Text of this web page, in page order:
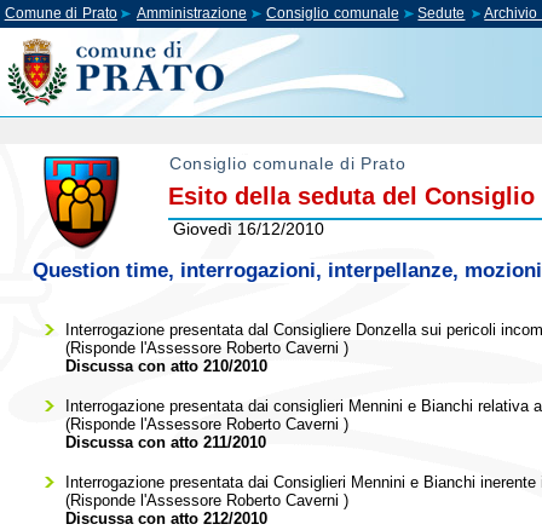
Comune di Prato Amministrazione Consiglio comunale Sedute Archivio
Consiglio comunale di Prato
Esito della seduta del Consiglio
Giovedì 16/12/2010
Question time, interrogazioni, interpellanze,
Interrogazione presentata dal Consigliere Donzella sui pericoli
(Risponde l'Assessore Roberto Caverni )
Discussa con atto 210/2010
Interrogazione presentata dai consiglieri Mennini e Bianchi relativa
(Risponde l'Assessore Roberto Caverni )
Discussa con atto 211/2010
Interrogazione presentata dai Consiglieri Mennini e Bianchi
(Risponde l'Assessore Roberto Caverni )
Discussa con atto 212/2010